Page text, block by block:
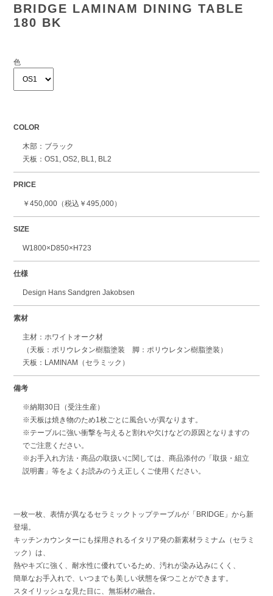
BRIDGE LAMINAM DINING TABLE
180 BK
色
COLOR
木部：ブラック
天板：OS1, OS2, BL1, BL2
PRICE
￥450,000（税込￥495,000）
SIZE
W1800×D850×H723
仕様
Design Hans Sandgren Jakobsen
素材
主材：ホワイトオーク材
（天板：ポリウレタン樹脂塗装 脚：ポリウレタン樹脂塗装）
天板：LAMINAM（セラミック）
備考
※納期30日（受注生産）
※天板は焼き物のため1枚ごとに風合いが異なります。
※テーブルに強い衝撃を与えると割れや欠けなどの原因となりますの
でご注意ください。
※お手入れ方法・商品の取扱いに関しては、商品添付の「取扱・組立
説明書」等をよくお読みのうえ正しくご使用ください。
一枚一枚、表情が異なるセラミックトップテーブルが「BRIDGE 」から新
登場。
キッチンカウンターにも採用されるイタリア発の新素材ラミナム（セラミ
ック）は、
熱やキズに強く、耐水性に優れているため、汚れが染み込みにくく、
簡単なお手入れで、いつまでも美しい状態を保つことができます。
スタイリッシュな見た目に、無垢材の融合。